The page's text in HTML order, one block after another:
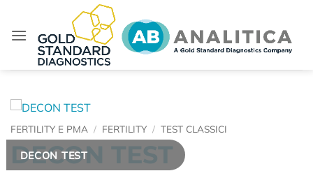
contenuti
DECON TEST
FERTILITY E PMA / FERTILITY / TEST CLASSICI
DECON TEST